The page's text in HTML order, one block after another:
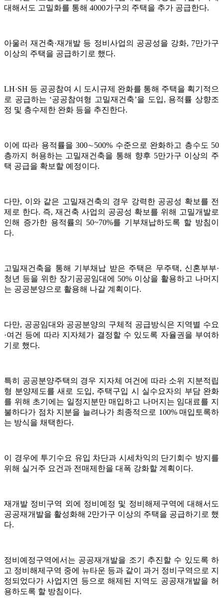
대해서도 고밀화를 통해 4000가구의 주택을 추가 공급한다.
아울러 재건축·재개발 등 정비사업의 공공성을 강화, 7만가구
이상의 주택을 공급하기로 했다.
LH·SH 등 공공참여 시 도시규제 완화를 통해 주택을 획기적으
로 공급하는 ‘공공참여형 고밀재건축’을 도입, 용적률 상향조
정 및 층수제한 완화 등을 추진한다.
이에 따라 용적률을 300∼500% 수준으로 완화하고 층수도 50
층까지 허용하는 고밀재건축을 통해 향후 5만가구 이상의 주
택 공급을 확보할 예정이다.
다만, 이와 같은 고밀재건축의 경우 강력한 공공성 확보를 전
제로 한다. 즉, 재건축 사업의 공공성 확보를 위해 고밀개발로
인해 증가한 용적률의 50~70%를 기부채납하도록 할 방침이
다.
고밀재건축을 통해 기부채납 받은 주택은 무주택, 신혼부부·
청년 등을 위한 장기공공임대에 50% 이상을 활용하고 나머지
는 공공분양으로 활용해 나갈 계획이다.
다만, 공공임대와 공공분양의 구체적 공급방식은 지역별 수요
·여건 등에 따라 지자체가 결정할 수 있도록 자율권을 부여하
기로 했다.
특히 공공분양주택의 경우 지자체 여건에 따라 소위 지분적립
형 분양제도를 새로 도입, 주택구입 시 실수요자의 부담 완화
를 위해 초기에는 일정지분만 매입하고 나머지는 임대료를 지
불하다가 점차 지분을 늘려나가 최종적으로 100% 매입토록하
는 방식을 채택한다.
이 경우에 투기수요 유입 차단과 시세차익의 단기회수 방지를
위해 실거주 요건과 전매제한을 대폭 강화할 계획이다.
재개발 정비구역 외에 정비예정 및 정비해제구역에 대해서도
공공재개발을 활성화해 2만가구 이상의 주택을 공급하기로 했
다.
정비예정구역에서는 공공재개발을 조기 추진할 수 있도록 하
고 정비해제구역 중에 뉴타운 등과 같이 과거 정비구역으로 지
정되었다가 사업지연 등으로 해제된 지역도 공공재개발을 허
용하도록 할 방침이다.